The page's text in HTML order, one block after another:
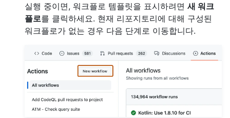
실행 중이면, 워크플로 템플릿을 표시하려면 새 워크
플로를 클릭하세요. 현재 리포지토리에 대해 구성된
워크플로가 없는 경우 다음 단계로 이동합니다.